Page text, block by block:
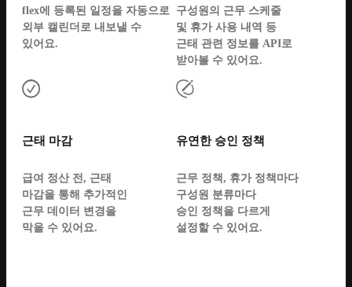
flex에 등록된 일정을 자동으로
외부 캘린더로 내보낼 수
있어요.
구성원의 근무 스케줄
및 휴가 사용 내역 등
근태 관련 정보를 API로
받아볼 수 있어요.
근태 마감
급여 정산 전, 근태
마감을 통해 추가적인
근무 데이터 변경을
막을 수 있어요.
유연한 승인 정책
근무 정책, 휴가 정책마다
구성원 분류마다
승인 정책을 다르게
설정할 수 있어요.